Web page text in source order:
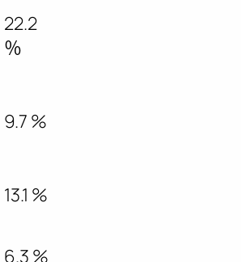
22.2
％
9.7 %
13.1 %
6.3 %